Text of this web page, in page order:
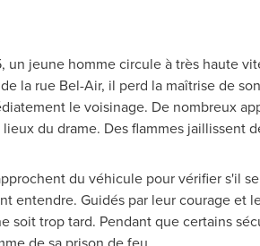
un jeune homme circule à très haute
la rue Bel-Air, il perd la maîtrise de
le voisinage. De nombreux
du drame. Des flammes jaillissent
du véhicule pour vérifier s'il
entendre. Guidés par leur courage et
soit trop tard. Pendant que certains